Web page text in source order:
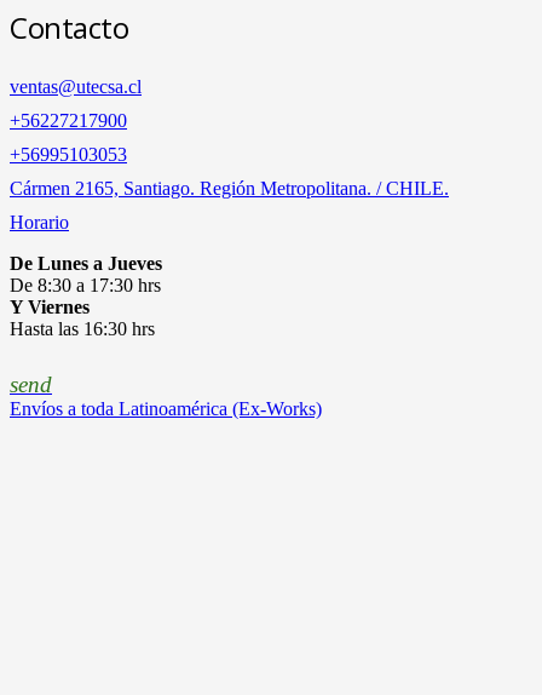
Contacto
ventas@utecsa.cl
+56227217900
‎+56995103053
Cármen 2165, Santiago. Región Metropolitana. / CHILE.
Horario
De Lunes a Jueves
De 8:30 a 17:30 hrs
Y Viernes
Hasta las 16:30 hrs
send
Envíos a toda Latinoamérica (Ex-Works)